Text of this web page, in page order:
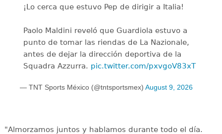
¡Lo cerca que estuvo Pep de dirigir a Italia!
Paolo Maldini reveló que Guardiola estuvo a
punto de tomar las riendas de La Nazionale,
antes de dejar la dirección deportiva de la
Squadra Azzurra. pic.twitter.com/pxvgoV83xT
— TNT Sports México (@tntsportsmex) August 9, 2026
"Almorzamos juntos y hablamos durante todo el día.